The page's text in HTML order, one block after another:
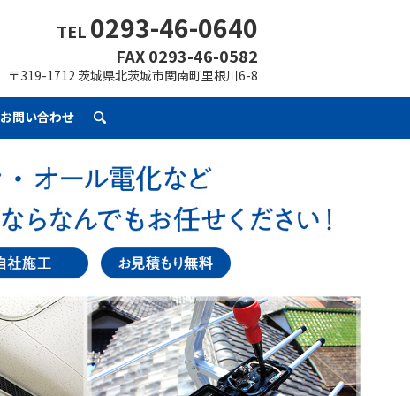
お問い合わせ search
TEL 0293-46-0640
FAX 0293-46-0582
〒319-1712 茨城県北茨城市関南町里根川6-8